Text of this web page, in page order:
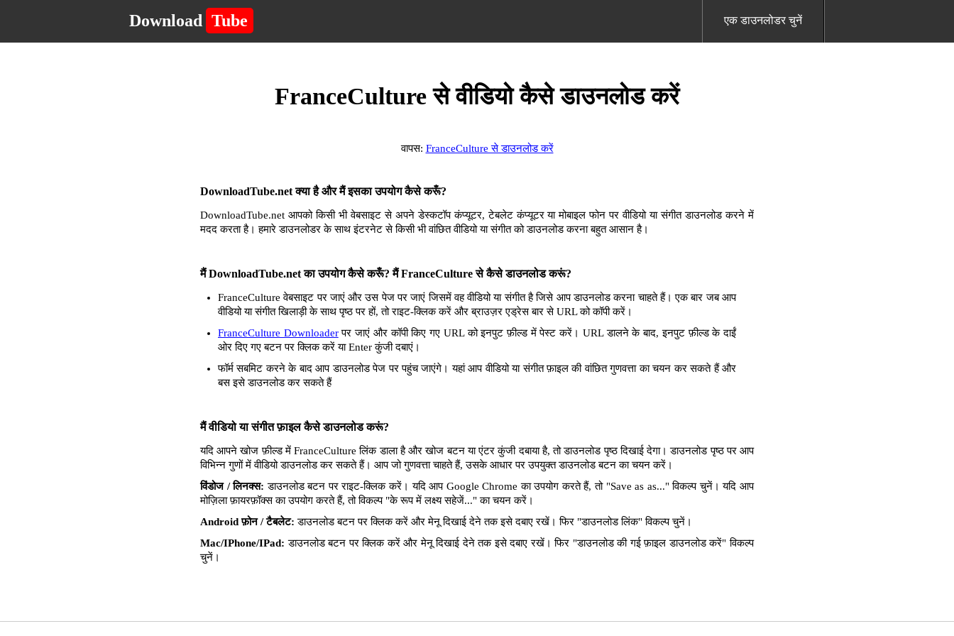
Download Tube एक डाउनलोडर चुनें
FranceCulture से वीडियो कैसे डाउनलोड करें
वापस: FranceCulture से डाउनलोड करें
DownloadTube.net क्या है और मैं इसका उपयोग कैसे करूँ?
DownloadTube.net आपको किसी भी वेबसाइट से अपने डेस्कटॉप कंप्यूटर, टेबलेट कंप्यूटर या मोबाइल फोन पर वीडियो या संगीत डाउनलोड करने में
मदद करता है। हमारे डाउनलोडर के साथ इंटरनेट से किसी भी वांछित वीडियो या संगीत को डाउनलोड करना बहुत आसान है।
मैं DownloadTube.net का उपयोग कैसे करूँ? मैं FranceCulture से कैसे डाउनलोड करूं?
FranceCulture वेबसाइट पर जाएं और उस पेज पर जाएं जिसमें वह वीडियो या संगीत है जिसे आप डाउनलोड करना चाहते हैं। एक बार जब आप
वीडियो या संगीत खिलाड़ी के साथ पृष्ठ पर हों, तो राइट-क्लिक करें और ब्राउज़र एड्रेस बार से URL को कॉपी करें।
FranceCulture Downloaderपर जाएं और कॉपी किए गए URL को इनपुट फ़ील्ड में पेस्ट करें। URL डालने के बाद, इनपुट फ़ील्ड के दाईं
ओर दिए गए बटन पर क्लिक करें या Enter कुंजी दबाएं।
फॉर्म सबमिट करने के बाद आप डाउनलोड पेज पर पहुंच जाएंगे। यहां आप वीडियो या संगीत फ़ाइल की वांछित गुणवत्ता का चयन कर सकते हैं और
बस इसे डाउनलोड कर सकते हैं
मैं वीडियो या संगीत फ़ाइल कैसे डाउनलोड करूं?
यदि आपने खोज फ़ील्ड में FranceCulture लिंक डाला है और खोज बटन या एंटर कुंजी दबाया है, तो डाउनलोड पृष्ठ दिखाई देगा। डाउनलोड पृष्ठ पर आप
विभिन्न गुणों में वीडियो डाउनलोड कर सकते हैं। आप जो गुणवत्ता चाहते हैं, उसके आधार पर उपयुक्त डाउनलोड बटन का चयन करें।
विंडोज / लिनक्स: डाउनलोड बटन पर राइट-क्लिक करें। यदि आप Google Chrome का उपयोग करते हैं, तो "Save as as..." विकल्प चुनें। यदि आप
मोज़िला फ़ायरफ़ॉक्स का उपयोग करते हैं, तो विकल्प "के रूप में लक्ष्य सहेजें..." का चयन करें।
Android फ़ोन / टैबलेट: डाउनलोड बटन पर क्लिक करें और मेनू दिखाई देने तक इसे दबाए रखें। फिर "डाउनलोड लिंक" विकल्प चुनें।
Mac/IPhone/IPad: डाउनलोड बटन पर क्लिक करें और मेनू दिखाई देने तक इसे दबाए रखें। फिर "डाउनलोड की गई फ़ाइल डाउनलोड करें" विकल्प
चुनें।